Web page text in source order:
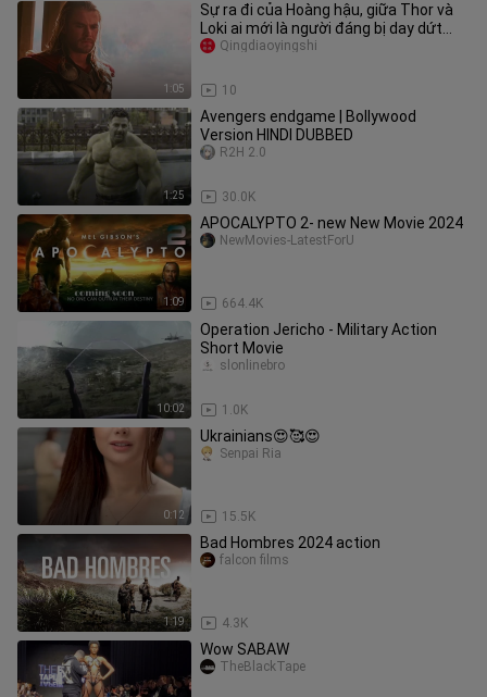
1:05
Sự ra đi của Hoàng hậu, giữa Thor và
Loki ai mới là người đáng bị day dứt
hơn?
10
Qingdiaoyingshi
1:25
Avengers endgame | Bollywood
Version HINDI DUBBED
30.0K
R2H 2.0
1:09
APOCALYPTO 2- new New Movie 2024
664.4K
NewMovies-LatestForU
10:02
Operation Jericho - Military Action
Short Movie
1.0K
slonlinebro
0:12
Ukrainians😍🥰😍
15.5K
Senpai Ria
1:19
Bad Hombres 2024 action
4.3K
falcon films
Wow SABAW
TheBlackTape